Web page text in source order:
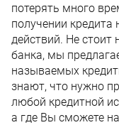
потерять много
получении кредита
действий. Не стоит
банка, мы
называемых
знают, что нужно
любой кредитной
а где Вы сможете